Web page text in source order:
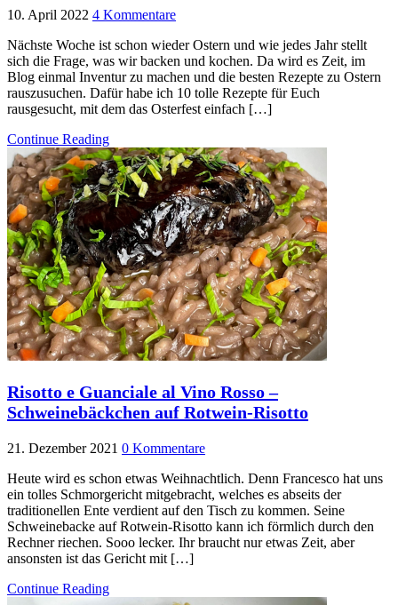
10. April 2022 4 Kommentare
Nächste Woche ist schon wieder Ostern und wie jedes Jahr stellt
sich die Frage, was wir backen und kochen. Da wird es Zeit, im
Blog einmal Inventur zu machen und die besten Rezepte zu Ostern
rauszusuchen. Dafür habe ich 10 tolle Rezepte für Euch
rausgesucht, mit dem das Osterfest einfach […]
Continue Reading
Risotto e Guanciale al Vino Rosso –
Schweinebäckchen auf Rotwein-Risotto
21. Dezember 2021 0 Kommentare
Heute wird es schon etwas Weihnachtlich. Denn Francesco hat uns
ein tolles Schmorgericht mitgebracht, welches es abseits der
traditionellen Ente verdient auf den Tisch zu kommen. Seine
Schweinebacke auf Rotwein-Risotto kann ich förmlich durch den
Rechner riechen. Sooo lecker. Ihr braucht nur etwas Zeit, aber
ansonsten ist das Gericht mit […]
Continue Reading